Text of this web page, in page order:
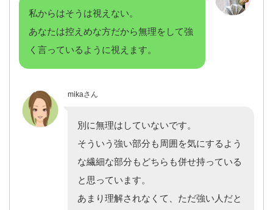
私からはそうは視えない。
あなたは控えめな方だから無理をして強
く言っているように視えます。
mikaさん
別に無理はしていないです。
そういう強い部分も周囲を気にするよう
な繊細な部分もどちらも併せ持っている
と思っています。
あまり理解されなくて、ただ強い人だと